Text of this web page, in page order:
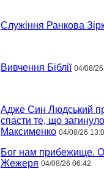
Служіння Ранкова
Вивчення Біблії 04/08/26
Адже Син Людський
спасти те, що
Максименко 04/08/26
Бог нам прибежище.
Жежеря 04/08/26 06:42